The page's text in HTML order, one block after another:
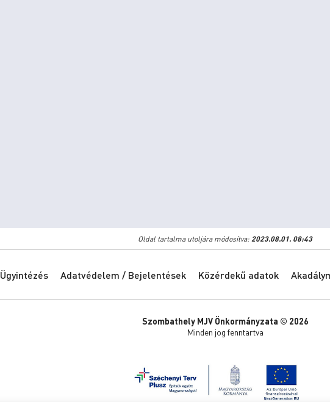
Oldal tartalma utoljára módosítva: 2023.08.01. 08:43
Ügyintézés Adatvédelem / Bejelentések Közérdekű adatok
Szombathely MJV Önkormányzata © 2026
Minden jog fenntartva